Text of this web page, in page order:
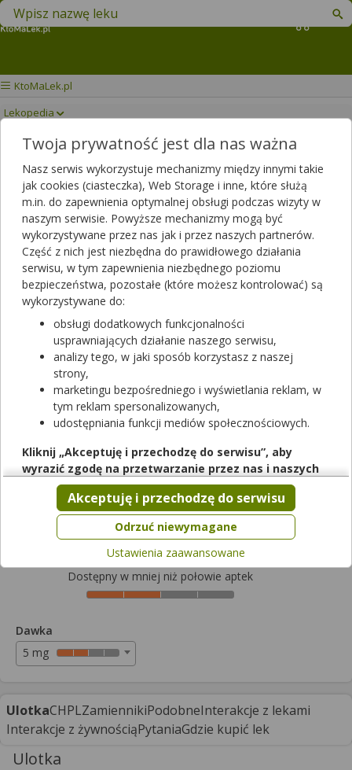
Koszyk
Znajdź lek w swojej okolicy
KtoMaLek.pl
Lekopedia
CROSUVO Drukuj/Zapisz
Crosuvo
tabletki powlekane|5 mg| 28 tabl.
lek na receptę
Rezerwuj
Cena zależna od apteki
Dostępny w mniej niż połowie aptek
Dawka
5 mg
UlotkaCHPLZamiennikiPodobneInterakcje z lekami
Interakcje z żywnościąPytaniaGdzie kupić lek
Ulotka
Twoja prywatność jest dla nas ważna
Nasz serwis wykorzystuje mechanizmy między innymi takie
jak cookies (ciasteczka), Web Storage i inne, które służą
m.in. do zapewnienia optymalnej obsługi podczas wizyty w
naszym serwisie. Powyższe mechanizmy mogą być
wykorzystywane przez nas jak i przez naszych partnerów.
Część z nich jest niezbędna do prawidłowego działania
serwisu, w tym zapewnienia niezbędnego poziomu
bezpieczeństwa, pozostałe (które możesz kontrolować) są
wykorzystywane do:
obsługi dodatkowych funkcjonalności
usprawniających działanie naszego serwisu,
analizy tego, w jaki sposób korzystasz z naszej
strony,
marketingu bezpośredniego i wyświetlania reklam, w
tym reklam spersonalizowanych,
udostępniania funkcji mediów społecznościowych.
Kliknij „Akceptuję i przechodzę do serwisu”, aby
wyrazić zgodę na przetwarzanie przez nas i naszych
partnerów Twoich danych w powyższych celach.
Pamiętaj, że wyrażenie zgody jest dobrowolne, a wyrażoną
zgodę możesz w każdej chwili cofnąć, możesz też wycofać
zgodę na przetwarzanie Twoich danych tylko w niektórych
celach. Jeżeli chcesz dowiedzieć się więcej lub chcesz
przeprowadzić konfigurację szczegółową, to możesz tego
dokonać za pomocą „Ustawień zaawansowanych”.
zewnętrznych w naszym serwisie znajdziesz w
Serwisu.
Odrzuć niewymagane
Akceptuję i przechodzę do serwisu
Ustawienia zaawansowane